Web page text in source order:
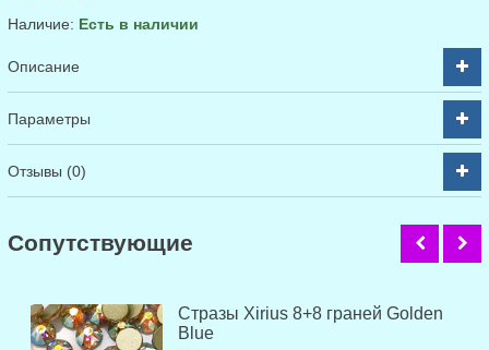
Наличие: Есть в наличии
Описание
Параметры
Отзывы (0)
Cопутствующие
Стразы Xirius 8+8 граней Golden
Blue